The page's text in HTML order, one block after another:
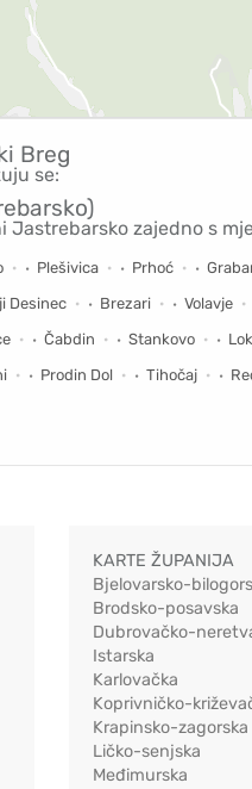
Breg
se:
Jastrebarsko zajedno s
Plešivica Prhoć
Desinec Brezari Volavje
Čabdin Stankovo
Prodin Dol Tihočaj
KARTE ŽUPANIJA
Bjelovarsko-
Brodsko-posavska
Dubrovačko-
Istarska
Karlovačka
Koprivničko-
Krapinsko-zagorska
Ličko-senjska
Međimurska